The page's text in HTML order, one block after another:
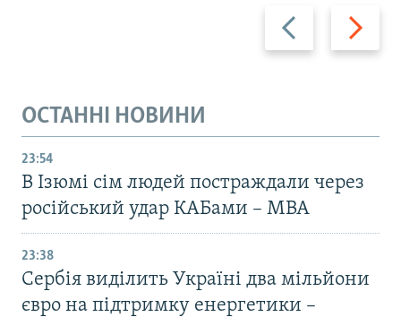
Назад Вперед
ОСТАННІ НОВИНИ
23:54
В Ізюмі сім людей постраждали через
російський удар КАБами – МВА
23:38
Сербія виділить Україні два мільйони
євро на підтримку енергетики –